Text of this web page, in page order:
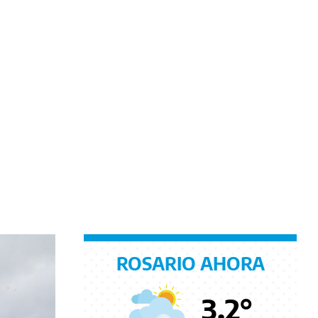
ROSARIO AHORA
3.2°